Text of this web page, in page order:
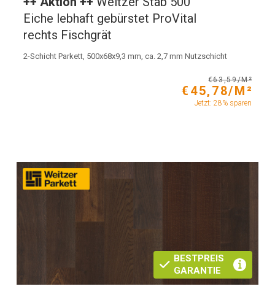
Eiche lebhaft gebürstet ProVital
rechts Fischgrät
2-Schicht Parkett, 500x68x9,3 mm, ca. 2,7 mm Nutzschicht
€63,59/M²
€45,78/M²
Jetzt: 28% sparen
BESTPREIS
GARANTIE